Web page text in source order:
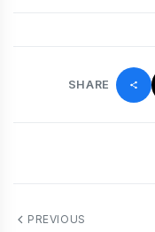
SHARE
PREVIOUS